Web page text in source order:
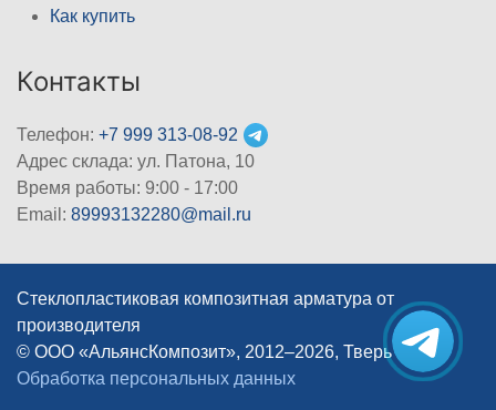
Как купить
Контакты
Телефон: +7 999 313-08-92
Адрес склада: ул. Патона, 10
Время работы: 9:00 - 17:00
Email: 89993132280@mail.ru
Стеклопластиковая композитная арматура от
производителя
© ООО «АльянсКомпозит», 2012–2026, Тверь
|
Обработка персональных данных